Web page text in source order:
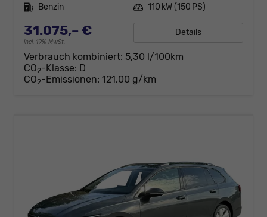
Kraftstoff Benzin Leistung 110 kW (150 PS)
31.075,– €
incl. 19% MwSt.
Details
Verbrauch kombiniert: 5,30 l/100km
CO2-Klasse: D
CO2-Emissionen: 121,00 g/km